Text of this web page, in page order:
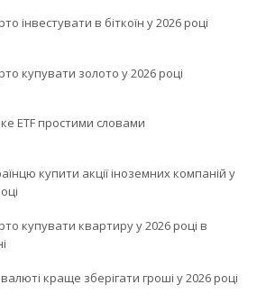
інвестувати в біткоїн у 2026 році
купувати золото у 2026 році
ETF простими словами
купити акції іноземних компаній у
купувати квартиру у 2026 році в
валюті краще зберігати гроші у 2026 році